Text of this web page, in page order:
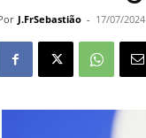
J.FrSebastião - 17/07/2024